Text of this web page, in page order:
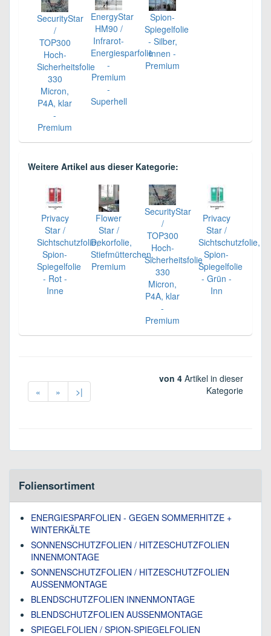
SecurityStar
/
TOP300
Hoch-
Sicherheitsfolie
330
Micron,
P4A, klar
-
Premium
EnergyStar
HM90 /
Infrarot-
Energiesparfolie
-
Premium
-
Superhell
Spion-
Spiegelfolie
- Silber,
Innen -
Premium
Weitere Artikel aus dieser Kategorie:
Privacy
Star /
Sichtschutzfolie,
Spion-
Spiegelfolie
- Rot -
Inne
Flower
Star /
Dekorfolie,
Stiefmütterchen,
Premium
SecurityStar
/
TOP300
Hoch-
Sicherheitsfolie
330
Micron,
P4A, klar
-
Premium
Privacy
Star /
Sichtschutzfolie,
Spion-
Spiegelfolie
- Grün -
Inn
« » >|
von 4 Artikel in dieser
Kategorie
Foliensortiment
ENERGIESPARFOLIEN - GEGEN SOMMERHITZE +
WINTERKÄLTE
SONNENSCHUTZFOLIEN / HITZESCHUTZFOLIEN
INNENMONTAGE
SONNENSCHUTZFOLIEN / HITZESCHUTZFOLIEN
AUSSENMONTAGE
BLENDSCHUTZFOLIEN INNENMONTAGE
BLENDSCHUTZFOLIEN AUSSENMONTAGE
SPIEGELFOLIEN / SPION-SPIEGELFOLIEN